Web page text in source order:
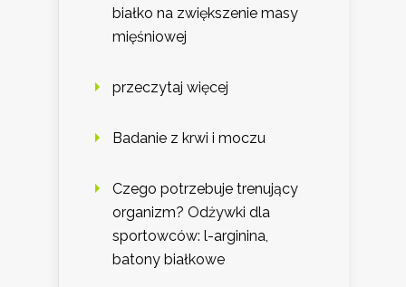
białko na zwiększenie masy
mięśniowej
przeczytaj więcej
Badanie z krwi i moczu
Czego potrzebuje trenujący
organizm? Odżywki dla
sportowców: l-arginina,
batony białkowe